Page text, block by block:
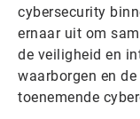
cybersecurity
ernaar uit om
de veiligheid en
waarborgen en
toenemende